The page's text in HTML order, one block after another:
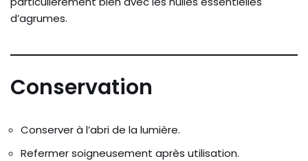
d’agrumes.
Conservation
Conserver à l’abri de la lumière.
Refermer soigneusement après utilisation.